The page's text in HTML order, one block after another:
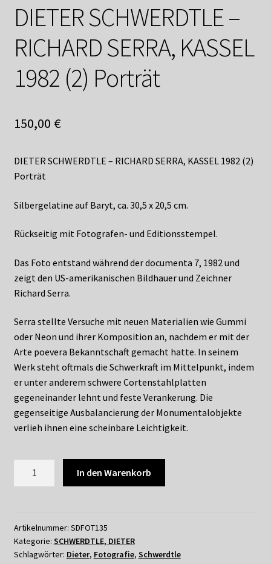
Warenkorb
Widerrufsbelehrung
Zahlungsarten
DIETER SCHWERDTLE –
RICHARD SERRA, KASSEL
1982 (2) Porträt
150,00 €
DIETER SCHWERDTLE – RICHARD SERRA, KASSEL 1982 (2)
Porträt
Silbergelatine auf Baryt, ca. 30,5 x 20,5 cm.
Rückseitig mit Fotografen- und Editionsstempel.
Das Foto entstand während der documenta 7, 1982 und
zeigt den US-amerikanischen Bildhauer und Zeichner
Richard Serra.
Serra stellte Versuche mit neuen Materialien wie Gummi
oder Neon und ihrer Komposition an, nachdem er mit der
Arte poevera Bekanntschaft gemacht hatte. In seinem
Werk steht oftmals die Schwerkraft im Mittelpunkt, indem
er unter anderem schwere Cortenstahlplatten
gegeneinander lehnt und feste Verankerung. Die
gegenseitige Ausbalancierung der Monumentalobjekte
verlieh ihnen eine scheinbare Leichtigkeit.
SERRA,
KASSEL
1982
In den Warenkorb
Artikelnummer: SDFOT135
Kategorie: SCHWERDTLE, DIETER
Schlagwörter: Dieter, Fotografie, Schwerdtle